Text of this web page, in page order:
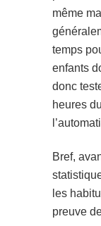
même
temps
enfants
donc
heures
Bref,
les
preuve